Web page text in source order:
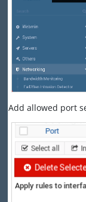
Add allowed port